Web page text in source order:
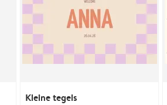
Kleine tegels